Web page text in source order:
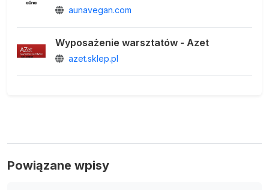
aunavegan.com
Wyposażenie warsztatów - Azet
azet.sklep.pl
Powiązane wpisy